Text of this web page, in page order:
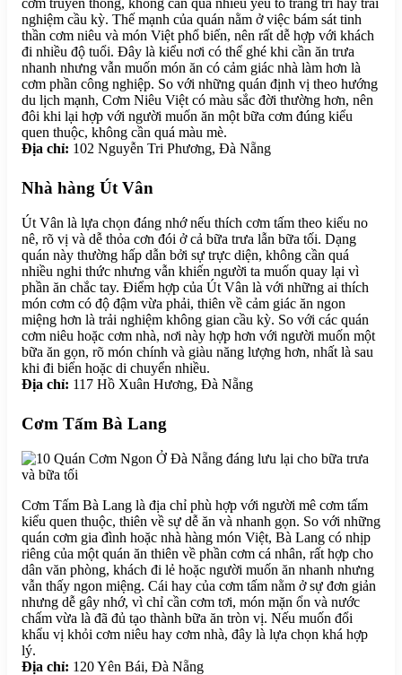
cơm truyền thống, không cần quá nhiều yếu tố trang trí hay trải
nghiệm cầu kỳ. Thế mạnh của quán nằm ở việc bám sát tinh
thần cơm niêu và món Việt phổ biến, nên rất dễ hợp với khách
đi nhiều độ tuổi. Đây là kiểu nơi có thể ghé khi cần ăn trưa
nhanh nhưng vẫn muốn món ăn có cảm giác nhà làm hơn là
cơm phần công nghiệp. So với những quán định vị theo hướng
du lịch mạnh, Cơm Niêu Việt có màu sắc đời thường hơn, nên
đôi khi lại hợp với người muốn ăn một bữa cơm đúng kiểu
quen thuộc, không cần quá màu mè.
Địa chỉ: 102 Nguyễn Tri Phương, Đà Nẵng
Nhà hàng Út Vân
Út Vân là lựa chọn đáng nhớ nếu thích cơm tấm theo kiểu no
nê, rõ vị và dễ thỏa cơn đói ở cả bữa trưa lẫn bữa tối. Dạng
quán này thường hấp dẫn bởi sự trực diện, không cần quá
nhiều nghi thức nhưng vẫn khiến người ta muốn quay lại vì
phần ăn chắc tay. Điểm hợp của Út Vân là với những ai thích
món cơm có độ đậm vừa phải, thiên về cảm giác ăn ngon
miệng hơn là trải nghiệm không gian cầu kỳ. So với các quán
cơm niêu hoặc cơm nhà, nơi này hợp hơn với người muốn một
bữa ăn gọn, rõ món chính và giàu năng lượng hơn, nhất là sau
khi đi biển hoặc di chuyển nhiều.
Địa chỉ: 117 Hồ Xuân Hương, Đà Nẵng
Cơm Tấm Bà Lang
Cơm Tấm Bà Lang là địa chỉ phù hợp với người mê cơm tấm
kiểu quen thuộc, thiên về sự dễ ăn và nhanh gọn. So với những
quán cơm gia đình hoặc nhà hàng món Việt, Bà Lang có nhịp
riêng của một quán ăn thiên về phần cơm cá nhân, rất hợp cho
dân văn phòng, khách đi lẻ hoặc người muốn ăn nhanh nhưng
vẫn thấy ngon miệng. Cái hay của cơm tấm nằm ở sự đơn giản
nhưng dễ gây nhớ, vì chỉ cần cơm tơi, món mặn ổn và nước
chấm vừa là đã đủ tạo thành bữa ăn tròn vị. Nếu muốn đổi
khẩu vị khỏi cơm niêu hay cơm nhà, đây là lựa chọn khá hợp
lý.
Địa chỉ: 120 Yên Bái, Đà Nẵng